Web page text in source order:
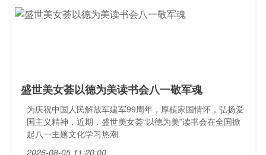
盛世美女荟以德为美读书会八一敬军魂
为庆祝中国人民解放军建军99周年，厚植家国情怀，弘扬爱
国主义精神，近期，盛世美女荟“以德为美”读书会在全国掀
起八一主题文化学习热潮
2026-08-05 11:20:00